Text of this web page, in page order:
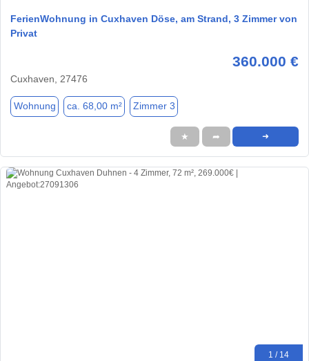
FerienWohnung in Cuxhaven Döse, am Strand, 3 Zimmer von
Privat
360.000 €
Cuxhaven, 27476
Wohnung ca. 68,00 m² Zimmer 3
★ ➦ ➜
1 / 14